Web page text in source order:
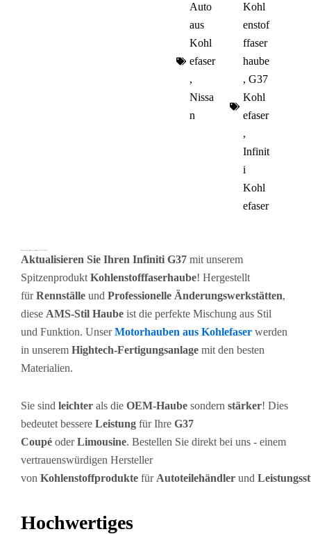
Auto
aus
Kohl
efaser
,
Nissa
n
Kohl
enstof
ffaser
haube
, G37
Kohl
efaser
,
Infinit
i
Kohl
efaser
Aktualisieren Sie Ihren Infiniti G37 mit unserem
Spitzenprodukt Kohlenstofffaserhaube! Hergestellt
fürRennställe und Professionelle Änderungswerkstätten,
diese AMS-Stil Haube ist die perfekte Mischung aus Stil
und Funktion. UnserMotorhauben aus Kohlefaser werden
in unserem Hightech-Fertigungsanlage mit den besten
Materialien.
Sie sind leichter als die OEM-Haube sondern stärker! Dies
bedeutet bessere Leistung für Ihre G37
Coupé oderLimousine. Bestellen Sie direkt bei uns - einem
vertrauenswürdigen Hersteller
von Kohlenstoffprodukte für Autoteilehändler und
Hochwertiges